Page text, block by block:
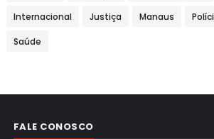
Internacional Justiça Manaus
Saúde
FALE CONOSCO